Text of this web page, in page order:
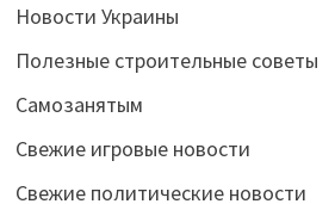
Новости Украины
Полезные строительные советы
Самозанятым
Свежие игровые новости
Свежие политические новости